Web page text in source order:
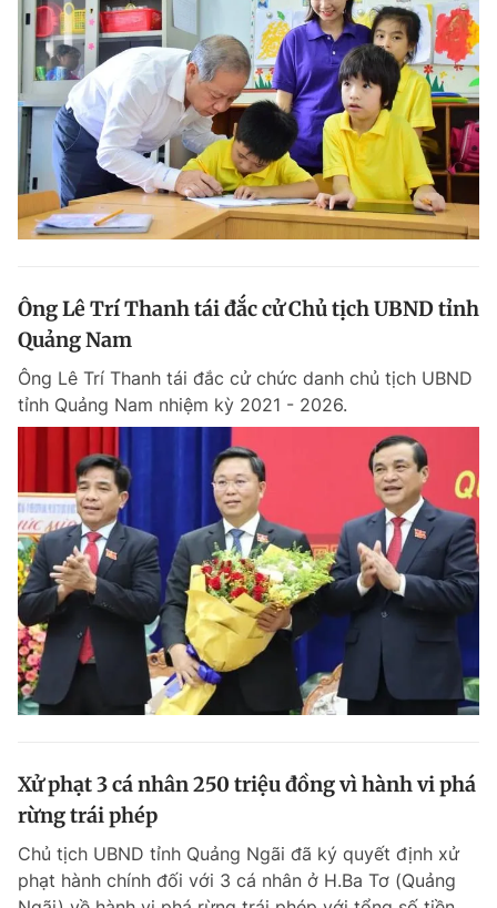
Ông Lê Trí Thanh tái đắc cử Chủ tịch UBND tỉnh
Quảng Nam
Ông Lê Trí Thanh tái đắc cử chức danh chủ tịch UBND
tỉnh Quảng Nam nhiệm kỳ 2021 - 2026.
Xử phạt 3 cá nhân 250 triệu đồng vì hành vi phá
rừng trái phép
Chủ tịch UBND tỉnh Quảng Ngãi đã ký quyết định xử
phạt hành chính đối với 3 cá nhân ở H.Ba Tơ (Quảng